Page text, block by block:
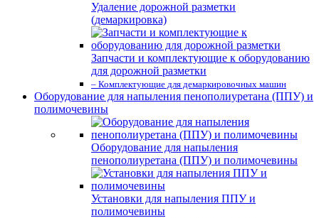
Удаление дорожной разметки
(демаркировка)
Запчасти и комплектующие к оборудованию
для дорожной разметки
– Комплектующие для демаркировочных машин
Оборудование для напыления пенополиуретана (ППУ) и
полимочевины
Оборудование для напыления
пенополиуретана (ППУ) и полимочевины
Установки для напыления ППУ и
полимочевины